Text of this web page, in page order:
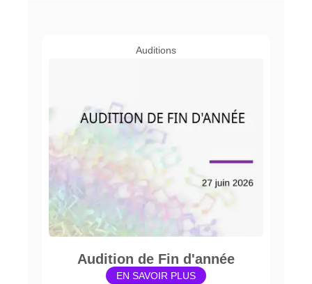
Auditions
Audition de Fin d'année
EN SAVOIR PLUS